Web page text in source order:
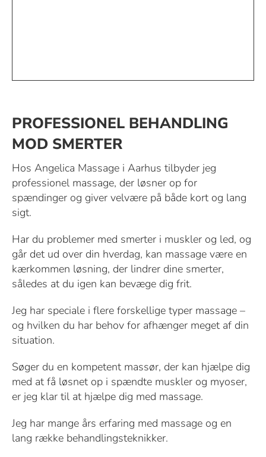
PROFESSIONEL BEHANDLING
MOD SMERTER
Hos Angelica Massage i Aarhus tilbyder jeg
professionel massage, der løsner op for
spændinger og giver velvære på både kort og lang
sigt.
Har du problemer med smerter i muskler og led, og
går det ud over din hverdag, kan massage være en
kærkommen løsning, der lindrer dine smerter,
således at du igen kan bevæge dig frit.
Jeg har speciale i flere forskellige typer massage –
og hvilken du har behov for afhænger meget af din
situation.
Søger du en kompetent massør, der kan hjælpe dig
med at få løsnet op i spændte muskler og myoser,
er jeg klar til at hjælpe dig med massage.
Jeg har mange års erfaring med massage og en
lang række behandlingsteknikker.